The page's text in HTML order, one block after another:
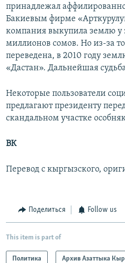
принадлежал
Бакиевым фирме
компания выкупила землю у
миллионов сомов. Но из-за
переведена, в 2010 году
«Дастан». Дальнейшая
Некоторые пользователи
предлагают президенту
скандальном участке
ВК
Перевод с кыргызского,
Поделиться Follow us
This item is part of
Политика Архив Азаттыка